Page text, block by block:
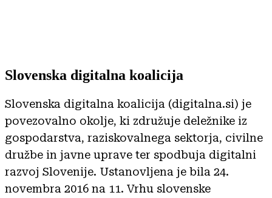
Slovenska digitalna koalicija
Slovenska digitalna koalicija (digitalna.si) je
povezovalno okolje, ki združuje deležnike iz
gospodarstva, raziskovalnega sektorja, civilne
družbe in javne uprave ter spodbuja digitalni
razvoj Slovenije. Ustanovljena je bila 24.
novembra 2016 na 11. Vrhu slovenske